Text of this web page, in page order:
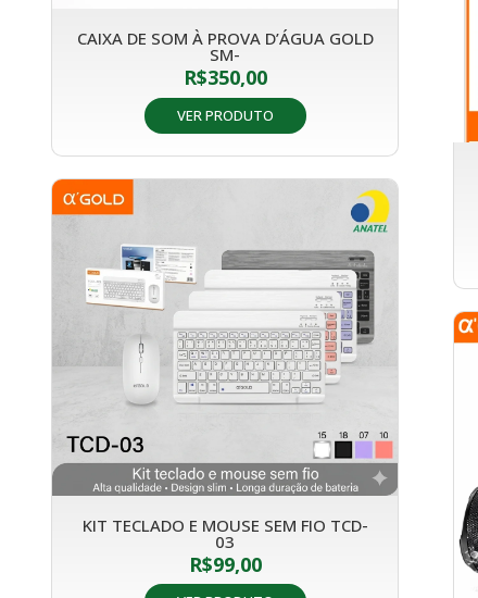
CAIXA DE SOM À PROVA D’ÁGUA GOLD
SM-
R$350,00
VER PRODUTO
KIT TECLADO E MOUSE SEM FIO TCD-
03
R$99,00